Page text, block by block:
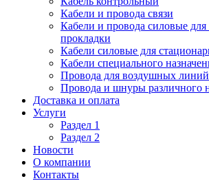
Кабели и провода связи
Кабели и провода силовые для
прокладки
Кабели силовые для
Кабели специального
Провода для воздушных линий
Провода и шнуры различного
Доставка и оплата
Услуги
Раздел 1
Раздел 2
Новости
О компании
Контакты